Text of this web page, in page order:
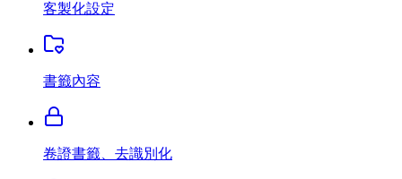
客製化設定
書籤內容
卷證書籤、去識別化